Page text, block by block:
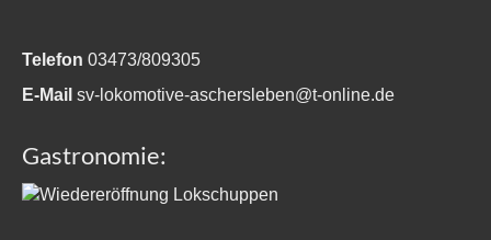
Telefon 03473/809305
E-Mail sv-lokomotive-aschersleben@t-online.de
Gastronomie: